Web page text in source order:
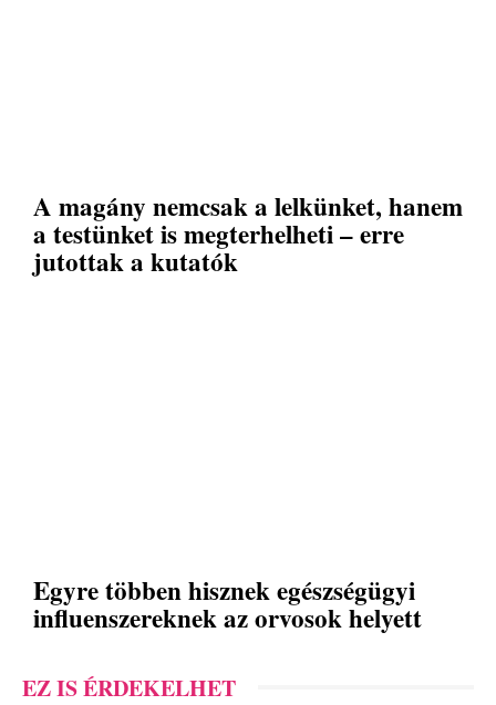
A magány nemcsak a lelkünket, hanem
a testünket is megterhelheti – erre
jutottak a kutatók
Egyre többen hisznek egészségügyi
influenszereknek az orvosok helyett
EZ IS ÉRDEKELHET